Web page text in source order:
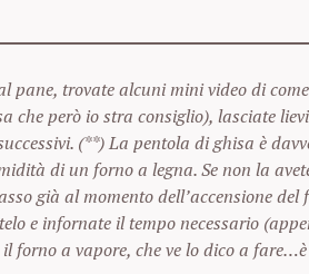
trovate alcuni mini video di
che però io stra consiglio), lasciate
(**) La pentola di ghisa è
di un forno a legna. Se non la
già al momento dell’accensione
e infornate il tempo necessario
forno a vapore, che ve lo dico a